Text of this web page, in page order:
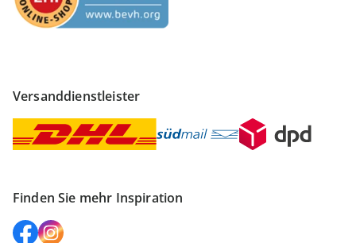
Versanddienstleister
Finden Sie mehr Inspiration